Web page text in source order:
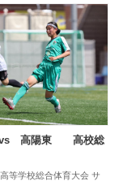
vs 高陽東 高校総
等学校総合体育大会 サ